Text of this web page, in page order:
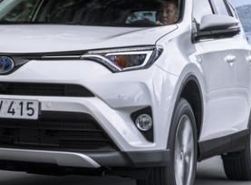
Auto mého srdce 2026